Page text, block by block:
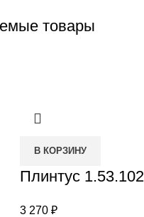
товары
В КОРЗИНУ
Плинтус 1.53.102
3 270 ₽